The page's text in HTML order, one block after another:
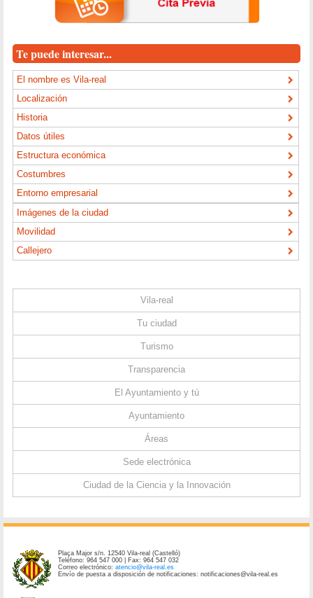
Te puede interesar...
El nombre es Vila-real
Localización
Historia
Datos útiles
Estructura económica
Costumbres
Entorno empresarial
Imágenes de la ciudad
Movilidad
Callejero
Vila-real
Tu ciudad
Turismo
Transparencia
El Ayuntamiento y tú
Ayuntamiento
Áreas
Sede electrónica
Ciudad de la Ciencia y la Innovación
Plaça Major s/n. 12540 Vila-real (Castelló)
Teléfono: 964 547 000 | Fax: 964 547 032
Correo electrónico:atencio@vila-real.es
Envío de puesta a disposición de notificaciones: notificaciones@vila-real.es